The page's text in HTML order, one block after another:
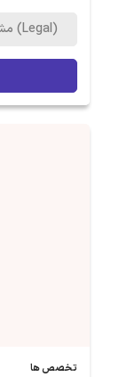
مشاوره حقوقی (Legal)
تخصص ها